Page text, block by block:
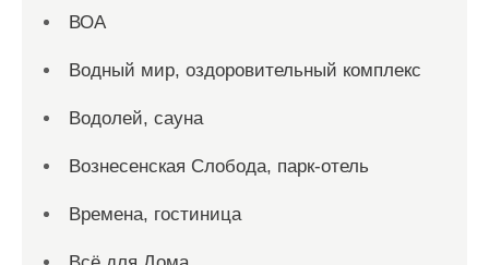
ВОА
Водный мир, оздоровительный комплекс
Водолей, сауна
Вознесенская Слобода, парк-отель
Времена, гостиница